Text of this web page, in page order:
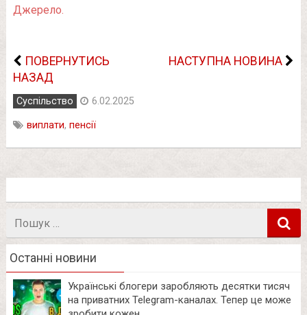
Джерело.
ПОВЕРНУТИСЬ
НАЗАД
НАСТУПНА НОВИНА
Суспільство 6.02.2025
виплати, пенсії
Останні новини
Українські блогери заробляють десятки тисяч
на приватних Telegram-каналах. Тепер це може